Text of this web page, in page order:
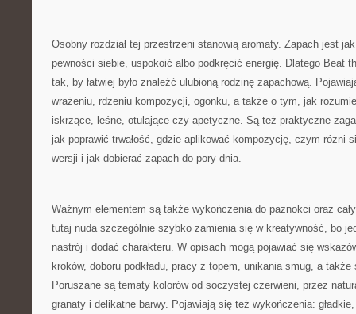
Osobny rozdział tej przestrzeni stanowią aromaty. Zapach jest
pewności siebie, uspokoić albo podkręcić energię. Dlatego Beat
tak, by łatwiej było znaleźć ulubioną rodzinę zapachową.
wrażeniu, rdzeniu kompozycji, ogonku, a także o tym, jak
iskrzące, leśne, otulające czy apetyczne. Są też praktyczne
jak poprawić trwałość, gdzie aplikować kompozycję, czym różni
wersji i jak dobierać zapach do pory dnia.
Ważnym elementem są także wykończenia do paznokci oraz
tutaj nuda szczególnie szybko zamienia się w kreatywność, bo
nastrój i dodać charakteru. W opisach mogą pojawiać się
kroków, doboru podkładu, pracy z topem, unikania smug, a także
Poruszane są tematy kolorów od soczystej czerwieni, przez
granaty i delikatne barwy. Pojawiają się też wykończenia: